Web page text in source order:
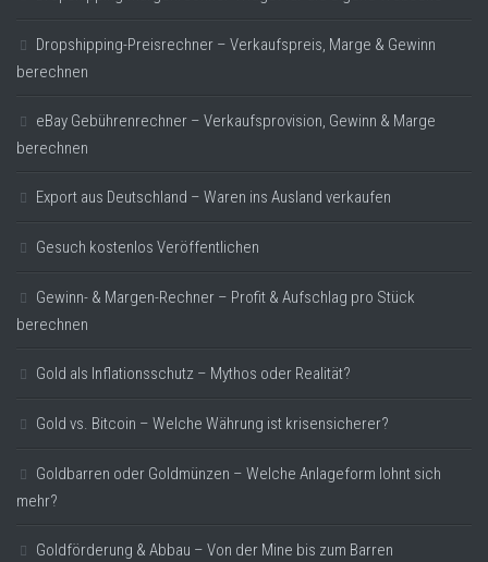
Dropshipping-Preisrechner – Verkaufspreis, Marge & Gewinn
berechnen
eBay Gebührenrechner – Verkaufsprovision, Gewinn & Marge
berechnen
Export aus Deutschland – Waren ins Ausland verkaufen
Gesuch kostenlos Veröffentlichen
Gewinn- & Margen-Rechner – Profit & Aufschlag pro Stück
berechnen
Gold als Inflationsschutz – Mythos oder Realität?
Gold vs. Bitcoin – Welche Währung ist krisensicherer?
Goldbarren oder Goldmünzen – Welche Anlageform lohnt sich
mehr?
Goldförderung & Abbau – Von der Mine bis zum Barren